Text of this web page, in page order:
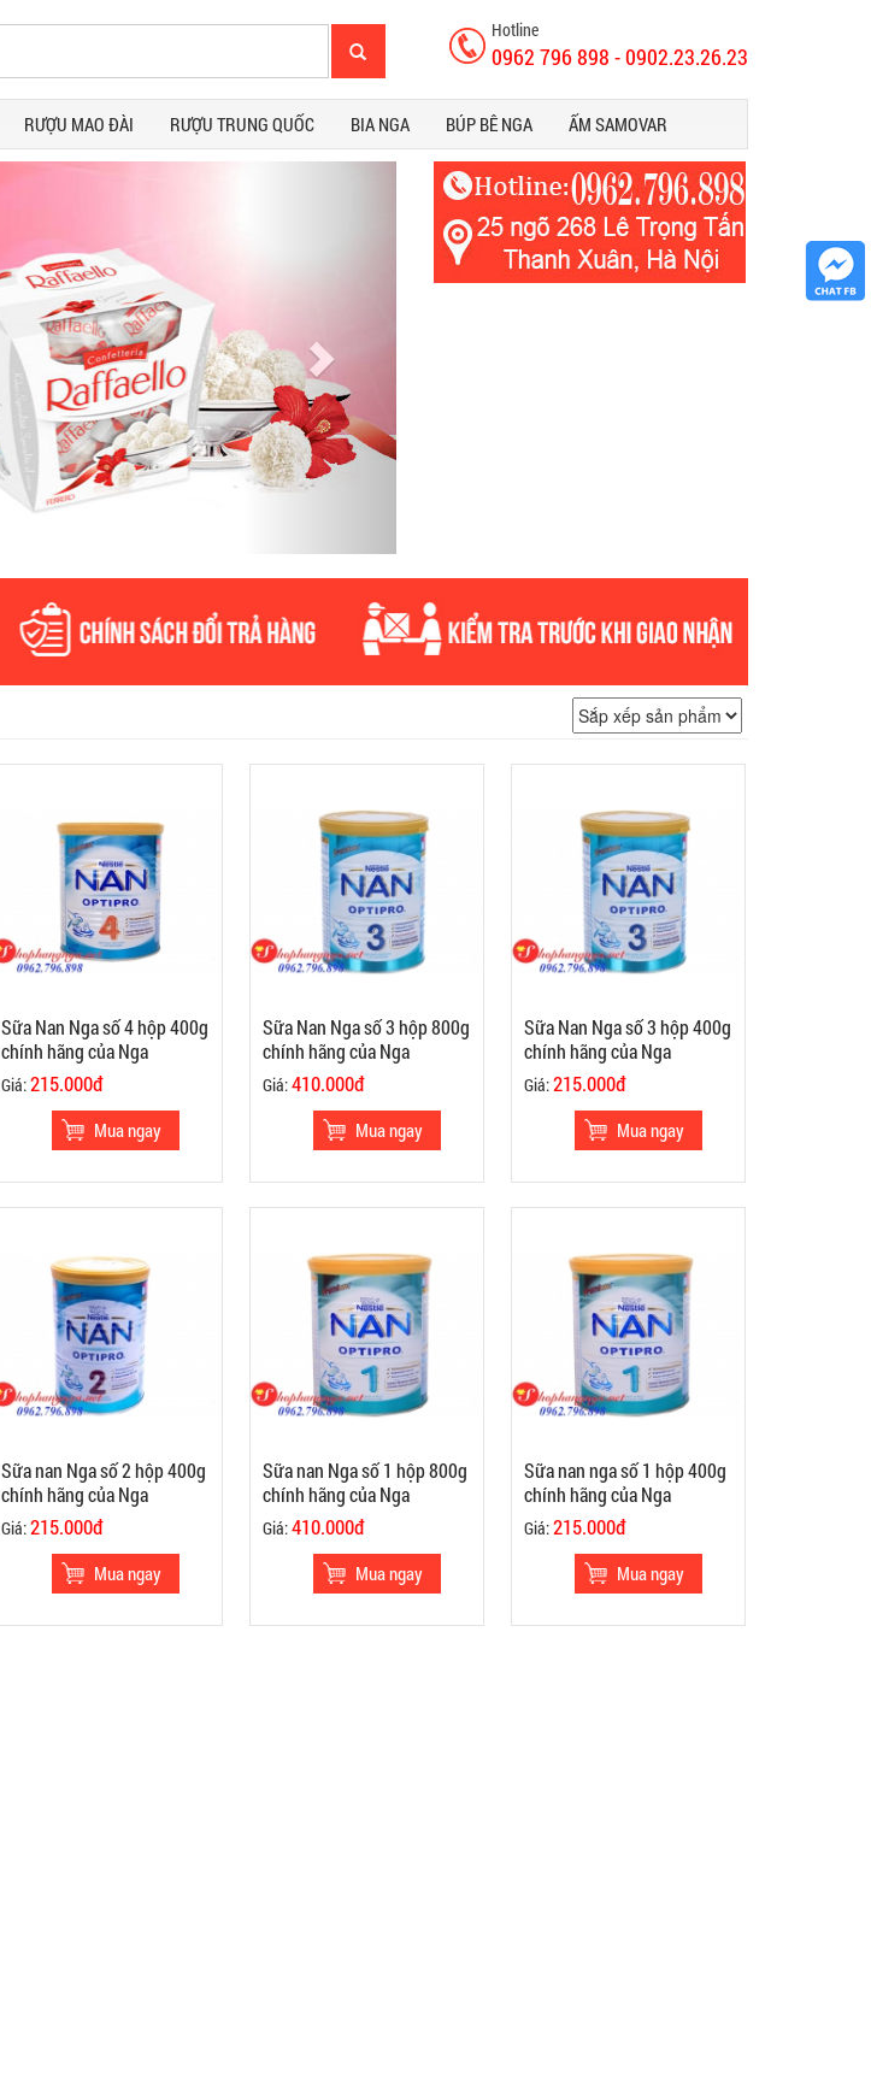
Hotline
0962 796 898 - 0902.23.26.23
RƯỢU MAO ĐÀI RƯỢU TRUNG QUỐC BIA NGA BÚP BÊ NGA ẤM SAMOVAR
Sữa Nan Nga số 4 hộp 400g
chính hãng của Nga
Giá:215.000đ
Sữa Nan Nga số 3 hộp 800g
chính hãng của Nga
Giá:410.000đ
Sữa Nan Nga số 3 hộp 400g
chính hãng của Nga
Giá:215.000đ
Sữa nan Nga số 2 hộp 400g
chính hãng của Nga
Giá:215.000đ
Sữa nan Nga số 1 hộp 800g
chính hãng của Nga
Giá:410.000đ
Sữa nan nga số 1 hộp 400g
chính hãng của Nga
Giá:215.000đ